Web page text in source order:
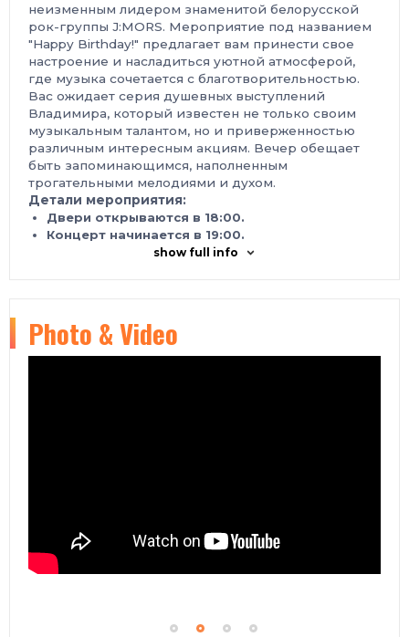
неизменным лидером знаменитой белорусской
рок-группы J:MORS. Мероприятие под названием
"Happy Birthday!" предлагает вам принести свое
настроение и насладиться уютной атмосферой,
где музыка сочетается с благотворительностью.
Вас ожидает серия душевных выступлений
Владимира, который известен не только своим
музыкальным талантом, но и приверженностью
различным интересным акциям. Вечер обещает
быть запоминающимся, наполненным
трогательными мелодиями и духом.
Детали мероприятия:
Двери открываются в 18:00.
Концерт начинается в 19:00.
Гостям рекомендуется принести что то для
возможность по-новому взглянуть на таланты
Владимира Пугача и одновременно поддержать
хорошее дело.
show full info
Photo & Video